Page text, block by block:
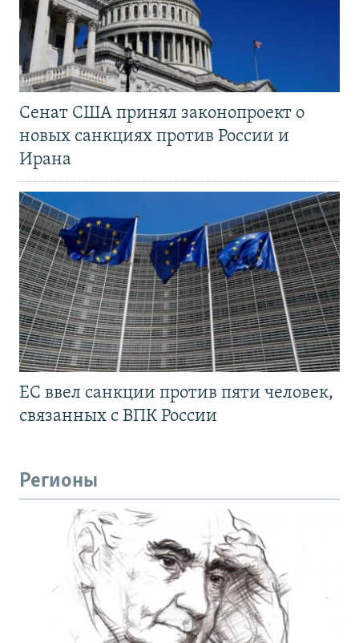
Сенат США принял законопроект о
новых санкциях против России и
Ирана
ЕС ввел санкции против пяти человек,
связанных с ВПК России
Регионы